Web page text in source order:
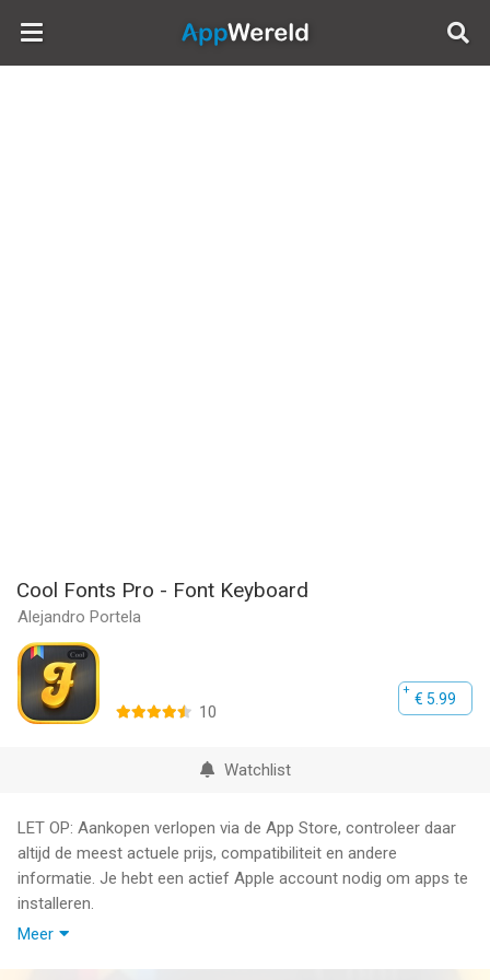
AppWereld
Cool Fonts Pro - Font Keyboard
Alejandro Portela
€ 5.99
10
Watchlist
LET OP: Aankopen verlopen via de App Store, controleer daar
altijd de meest actuele prijs, compatibiliteit en andere
informatie. Je hebt een actief Apple account nodig om apps te
installeren.
Meer